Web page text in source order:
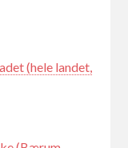
(hele landet,